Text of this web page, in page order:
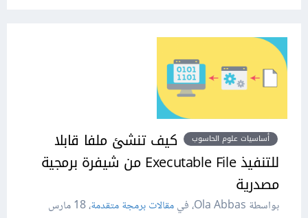
أساسيات علوم الحاسوب
كيف تنشئ ملفا قابلا
للتنفيذ Executable File من شيفرة برمجية
مصدرية
بواسطة Ola Abbas، في مقالات برمجة متقدمة،
18 مارس